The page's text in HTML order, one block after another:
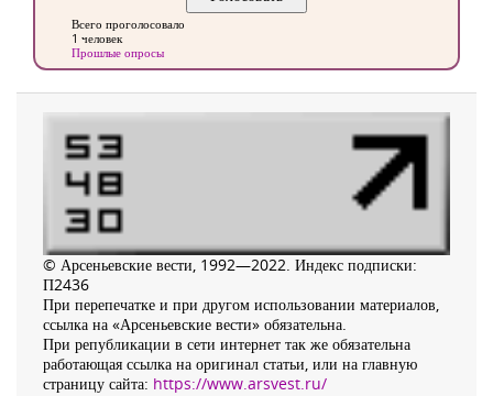
Всего проголосовало
1 человек
Прошлые опросы
© Арсеньевские вести, 1992—2022. Индекс подписки:
П2436
При перепечатке и при другом использовании материалов,
ссылка на «Арсеньевские вести» обязательна.
При републикации в сети интернет так же обязательна
работающая ссылка на оригинал статьи, или на главную
страницу сайта: https://www.arsvest.ru/